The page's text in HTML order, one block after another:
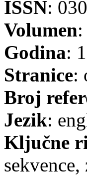
ISSN:
Volumen
Godina:
Stranice:
Broj
Jezik:
Ključne